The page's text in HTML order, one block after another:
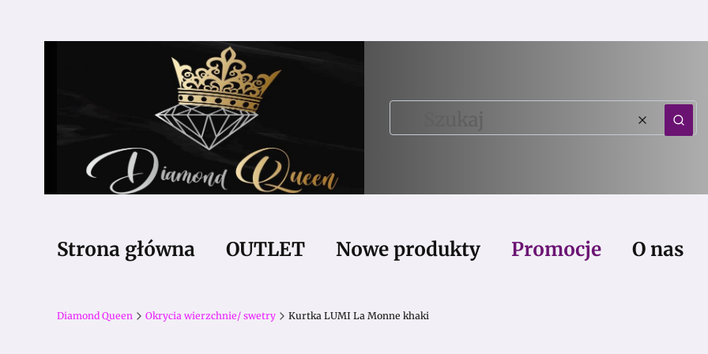
Wyczyść
Strona główna OUTLET Nowe produkty Promocje O nas
Diamond Queen Okrycia wierzchnie/ swetry Kurtka LUMI La Monne khaki